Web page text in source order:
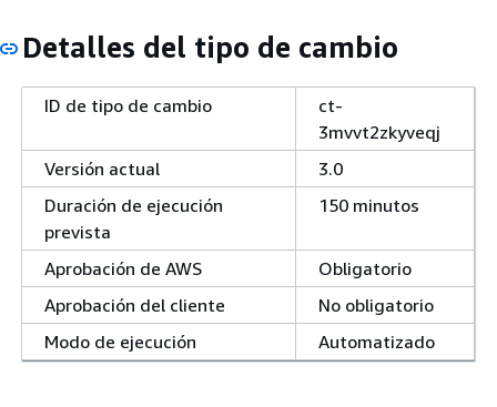
Detalles del tipo de cambio
ID de tipo de cambio
ct-
3mvvt2zkyveqj
Versión actual
3.0
Duración de ejecución
prevista
150 minutos
Aprobación de AWS
Obligatorio
Aprobación del cliente
No obligatorio
Modo de ejecución
Automatizado